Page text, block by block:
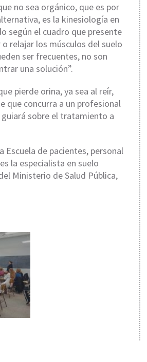
no sea orgánico, que es por
es la kinesiología en
según el cuadro que presente
relajar los músculos del suelo
ser frecuentes, no son
una solución”.
pierde orina, ya sea al reír,
que concurra a un profesional
sobre el tratamiento a
Escuela de pacientes, personal
la especialista en suelo
Ministerio de Salud Pública,